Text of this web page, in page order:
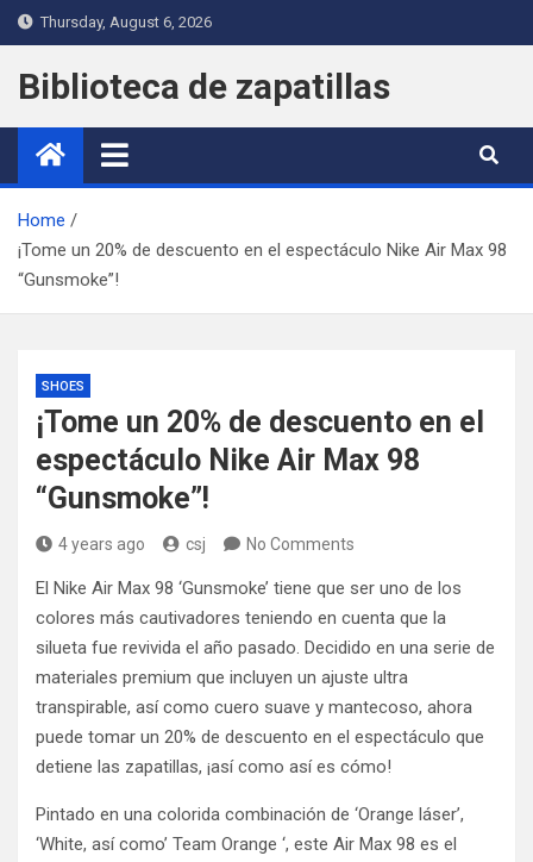
Skip
to
content
Thursday, August 6, 2026
Biblioteca de zapatillas
Home
¡Tome un 20% de descuento en el espectáculo Nike Air Max 98
“Gunsmoke”!
SHOES
¡Tome un 20% de descuento en el
espectáculo Nike Air Max 98
“Gunsmoke”!
4 years ago csj No Comments
El Nike Air Max 98 ‘Gunsmoke’ tiene que ser uno de los
colores más cautivadores teniendo en cuenta que la
silueta fue revivida el año pasado. Decidido en una serie de
materiales premium que incluyen un ajuste ultra
transpirable, así como cuero suave y mantecoso, ahora
puede tomar un 20% de descuento en el espectáculo que
detiene las zapatillas, ¡así como así es cómo!
Pintado en una colorida combinación de ‘Orange láser’,
‘White, así como’ Team Orange ‘, este Air Max 98 es el